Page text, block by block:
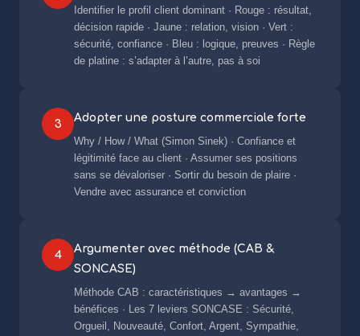
Identifier le profil client dominant · Rouge : résultat,
décision rapide · Jaune : relation, vision · Vert :
sécurité, confiance · Bleu : logique, preuves · Règle
de platine : s’adapter à l’autre, pas à soi
3
Adopter une posture commerciale forte
Why / How / What (Simon Sinek) · Confiance et
légitimité face au client · Assumer ses positions
sans se dévaloriser · Sortir du besoin de plaire ·
Vendre avec assurance et conviction
4
Argumenter avec méthode (CAB &
SONCASE)
Méthode CAB : caractéristiques → avantages →
bénéfices · Les 7 leviers SONCASE : Sécurité,
Orgueil, Nouveauté, Confort, Argent, Sympathie,